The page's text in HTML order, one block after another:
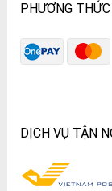
PHƯƠNG
DỊCH VỤ TẬN